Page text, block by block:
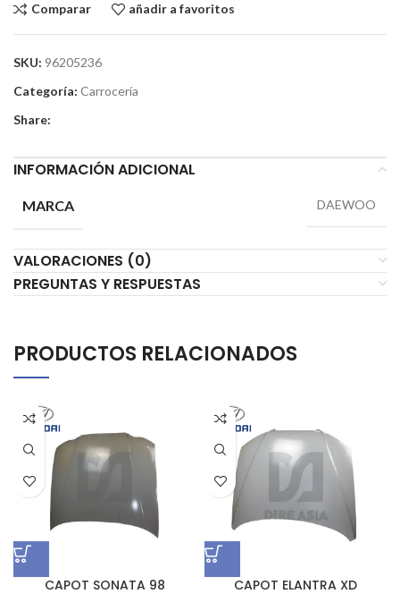
Comparar añadir a favoritos
SKU: 96205236
Categoría: Carrocería
Share:
INFORMACIÓN ADICIONAL
MARCA DAEWOO
VALORACIONES (0)
PREGUNTAS Y RESPUESTAS
PRODUCTOS RELACIONADOS
CAPOT SONATA 98 CAPOT ELANTRA XD